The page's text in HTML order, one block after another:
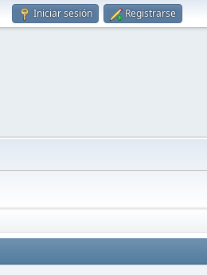
Iniciar sesión Registrarse